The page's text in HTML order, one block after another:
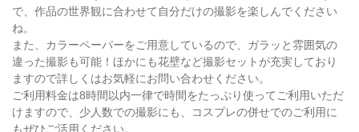
で、作品の世界観に合わせて自分だけの撮影を楽しんでください
ね。
また、カラーペーパーをご用意しているので、ガラッと雰囲気の
違った撮影も可能！ほかにも花壁など撮影セットが充実しており
ますので詳しくはお気軽にお問い合わせください。
ご利用料金は8時間以内一律で時間をたっぷり使ってご利用いただ
けますので、少人数での撮影にも、コスプレの併せでのご利用に
もぜひご活用ください。